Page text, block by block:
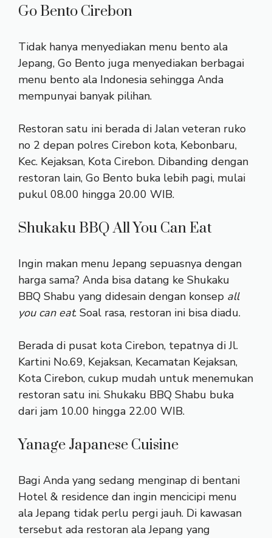
Go Bento Cirebon
Tidak hanya menyediakan menu bento ala
Jepang, Go Bento juga menyediakan berbagai
menu bento ala Indonesia sehingga Anda
mempunyai banyak pilihan.
Restoran satu ini berada di Jalan veteran ruko
no 2 depan polres Cirebon kota, Kebonbaru,
Kec. Kejaksan, Kota Cirebon. Dibanding dengan
restoran lain, Go Bento buka lebih pagi, mulai
pukul 08.00 hingga 20.00 WIB.
Shukaku BBQ All You Can Eat
Ingin makan menu Jepang sepuasnya dengan
harga sama? Anda bisa datang ke Shukaku
BBQ Shabu yang didesain dengan konsep all
you can eat. Soal rasa, restoran ini bisa diadu.
Berada di pusat kota Cirebon, tepatnya di Jl.
Kartini No.69, Kejaksan, Kecamatan Kejaksan,
Kota Cirebon, cukup mudah untuk menemukan
restoran satu ini. Shukaku BBQ Shabu buka
dari jam 10.00 hingga 22.00 WIB.
Yanage Japanese Cuisine
Bagi Anda yang sedang menginap di bentani
Hotel & residence dan ingin mencicipi menu
ala Jepang tidak perlu pergi jauh. Di kawasan
tersebut ada restoran ala Jepang yang